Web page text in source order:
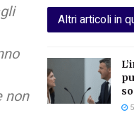
Altri articoli in
5
non